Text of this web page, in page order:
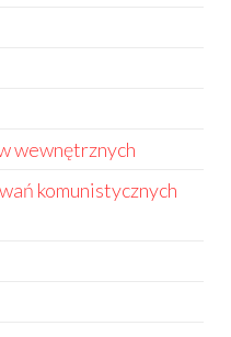
wewnętrznych
komunistycznych